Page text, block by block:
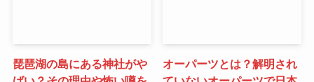
琵琶湖の島にある神社がや
オーパーツとは？解明され